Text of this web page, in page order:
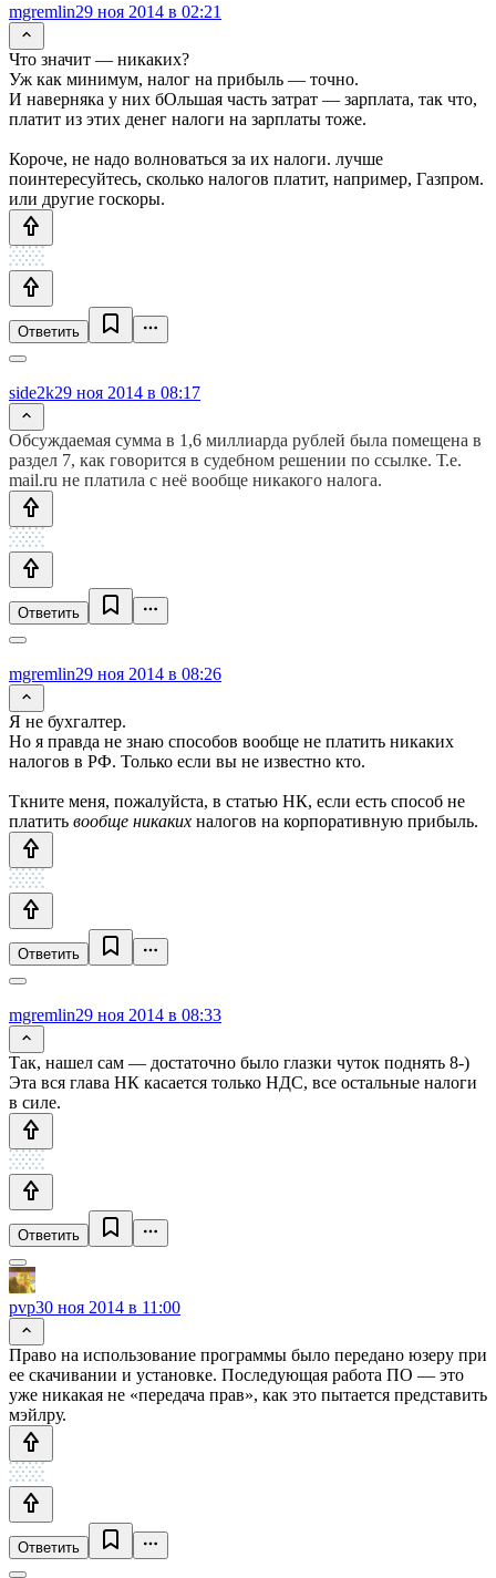
mgremlin29 ноя 2014 в 02:21
Что значит — никаких?
Уж как минимум, налог на прибыль — точно.
И наверняка у них бОльшая часть затрат — зарплата, так что,
платит из этих денег налоги на зарплаты тоже.
Короче, не надо волноваться за их налоги. лучше
поинтересуйтесь, сколько налогов платит, например, Газпром.
или другие госкоры.
Ответить
side2k29 ноя 2014 в 08:17
Обсуждаемая сумма в 1,6 миллиарда рублей была помещена в
раздел 7, как говорится в судебном решении по ссылке. Т.е.
mail.ru не платила с неё вообще никакого налога.
Ответить
mgremlin29 ноя 2014 в 08:26
Я не бухгалтер.
Но я правда не знаю способов вообще не платить никаких
налогов в РФ. Только если вы не известно кто.
Ткните меня, пожалуйста, в статью НК, если есть способ не
платить вообще никаких налогов на корпоративную прибыль.
Ответить
mgremlin29 ноя 2014 в 08:33
Так, нашел сам — достаточно было глазки чуток поднять 8-)
Эта вся глава НК касается только НДС, все остальные налоги
в силе.
Ответить
pvp30 ноя 2014 в 11:00
Право на использование программы было передано юзеру при
ее скачивании и установке. Последующая работа ПО — это
уже никакая не «передача прав», как это пытается представить
мэйлру.
Ответить